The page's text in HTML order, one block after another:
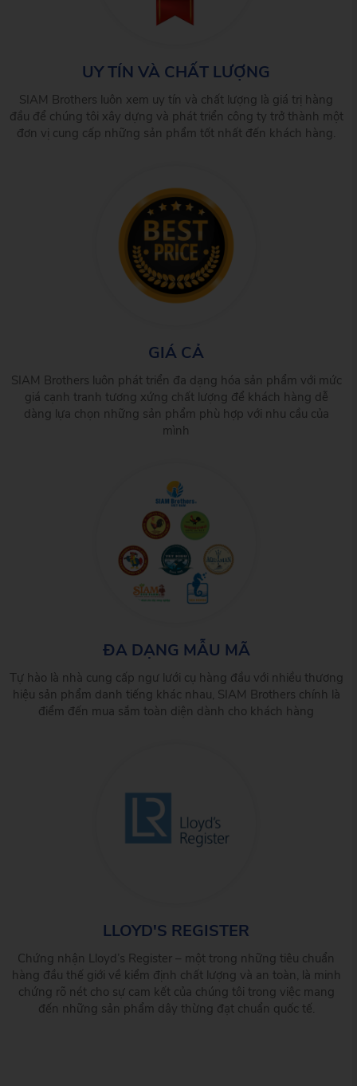
UY TÍN VÀ CHẤT LƯỢNG
SIAM Brothers luôn xem uy tín và chất lượng là giá trị hàng
đầu để chúng tôi xây dựng và phát triển công ty trở thành một
đơn vị cung cấp những sản phẩm tốt nhất đến khách hàng.
GIÁ CẢ
SIAM Brothers luôn phát triển đa dạng hóa sản phẩm với mức
giá cạnh tranh tương xứng chất lượng để khách hàng dễ
dàng lựa chọn những sản phẩm phù hợp với nhu cầu của
mình
ĐA DẠNG MẪU MÃ
Tự hào là nhà cung cấp ngư lưới cụ hàng đầu với nhiều thương
hiệu sản phẩm danh tiếng khác nhau, SIAM Brothers chính là
điểm đến mua sắm toàn diện dành cho khách hàng
LLOYD'S REGISTER
Chứng nhận Lloyd’s Register – một trong những tiêu chuẩn
hàng đầu thế giới về kiểm định chất lượng và an toàn, là minh
chứng rõ nét cho sự cam kết của chúng tôi trong việc mang
đến những sản phẩm dây thừng đạt chuẩn quốc tế.